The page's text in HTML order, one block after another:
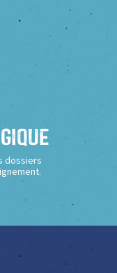
dossiers